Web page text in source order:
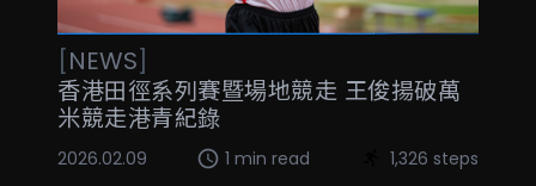
[NEWS]
香港田徑系列賽暨場地競走 王俊揚破萬
米競走港青紀錄
2026.02.09 1 min read 1,326 steps